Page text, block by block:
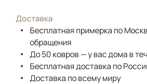
Доставка
Бесплатная примерка по
обращения
До 50 ковров — у вас дома в
Бесплатная доставка по
Доставка по всему миру